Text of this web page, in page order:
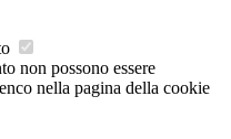
non possono essere
nella pagina della cookie